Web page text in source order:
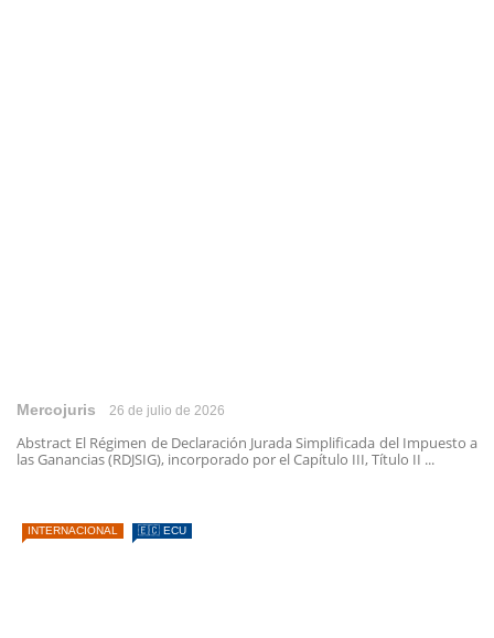
Mercojuris 26 de julio de 2026
Abstract El Régimen de Declaración Jurada Simplificada del Impuesto a
las Ganancias (RDJSIG), incorporado por el Capítulo III, Título II ...
INTERNACIONAL 🇪🇨 ECU